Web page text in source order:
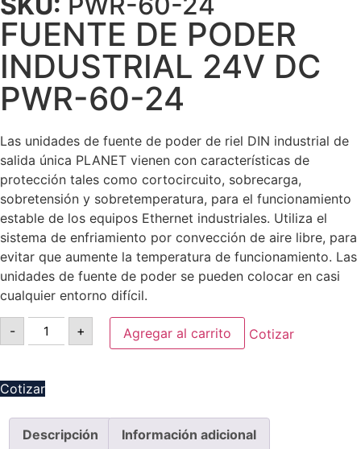
FUENTE DE PODER
INDUSTRIAL 24V DC
PWR-60-24
Las unidades de fuente de poder de riel DIN industrial de
salida única PLANET vienen con características de
protección tales como cortocircuito, sobrecarga,
sobretensión y sobretemperatura, para el funcionamiento
estable de los equipos Ethernet industriales. Utiliza el
sistema de enfriamiento por convección de aire libre, para
evitar que aumente la temperatura de funcionamiento. Las
unidades de fuente de poder se pueden colocar en casi
cualquier entorno difícil.
- + Agregar al carrito Cotizar
Cotizar
Descripción Información adicional